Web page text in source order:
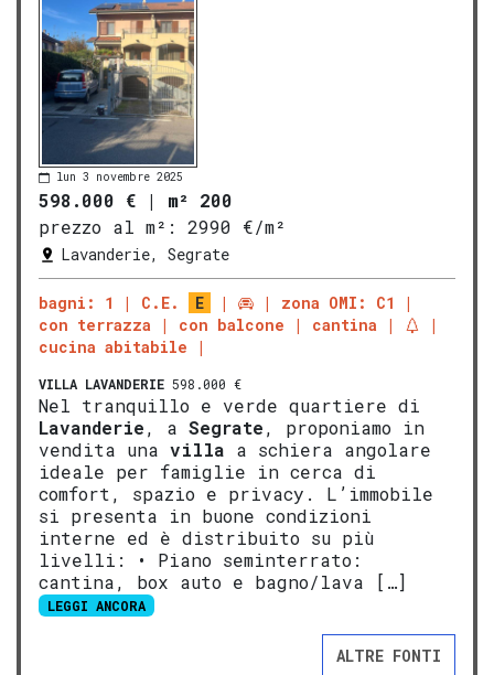
lun 3 novembre 2025
598.000 € | m² 200
prezzo al m²:
2990 €/m²
Lavanderie, Segrate
bagni: 1 C.E. E
zona OMI: C1
con terrazza
con balcone
cantina
cucina abitabile
VILLA LAVANDERIE 598.000 €
Nel tranquillo e verde quartiere di
Lavanderie, a Segrate, proponiamo in
vendita una villa a schiera angolare
ideale per famiglie in cerca di
comfort, spazio e privacy. L’immobile
si presenta in buone condizioni
interne ed è distribuito su più
livelli: • Piano seminterrato:
cantina, box auto e bagno/lava […]
LEGGI ANCORA
ALTRE FONTI